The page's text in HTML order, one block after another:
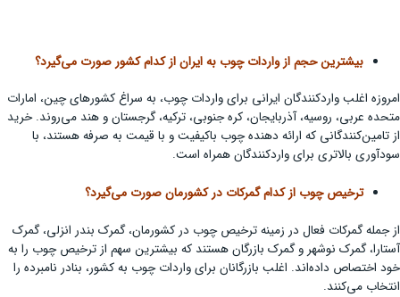
بیشترین حجم از واردات چوب به ایران از کدام کشور صورت می‌گیرد؟
امروزه اغلب واردکنندگان ایرانی برای واردات چوب، به سراغ کشورهای چین، امارات
متحده عربی، روسیه، آذربایجان، کره جنوبی، ترکیه، گرجستان و هند می‌روند. خرید
از تامین‌کنندگانی که ارائه دهنده چوب باکیفیت و با قیمت به صرفه هستند، با
سودآوری بالاتری برای واردکنندگان همراه است.
ترخیص چوب از کدام گمرکات در کشورمان صورت می‌گیرد؟
از جمله گمرکات فعال در زمینه ترخیص چوب در کشورمان، گمرک بندر انزلی، گمرک
آستارا، گمرک نوشهر و گمرک بازرگان هستند که بیشترین سهم از ترخیص چوب را به
خود اختصاص داده‌اند. اغلب بازرگانان برای واردات چوب به کشور، بنادر نامبرده را
انتخاب می‌کنند.